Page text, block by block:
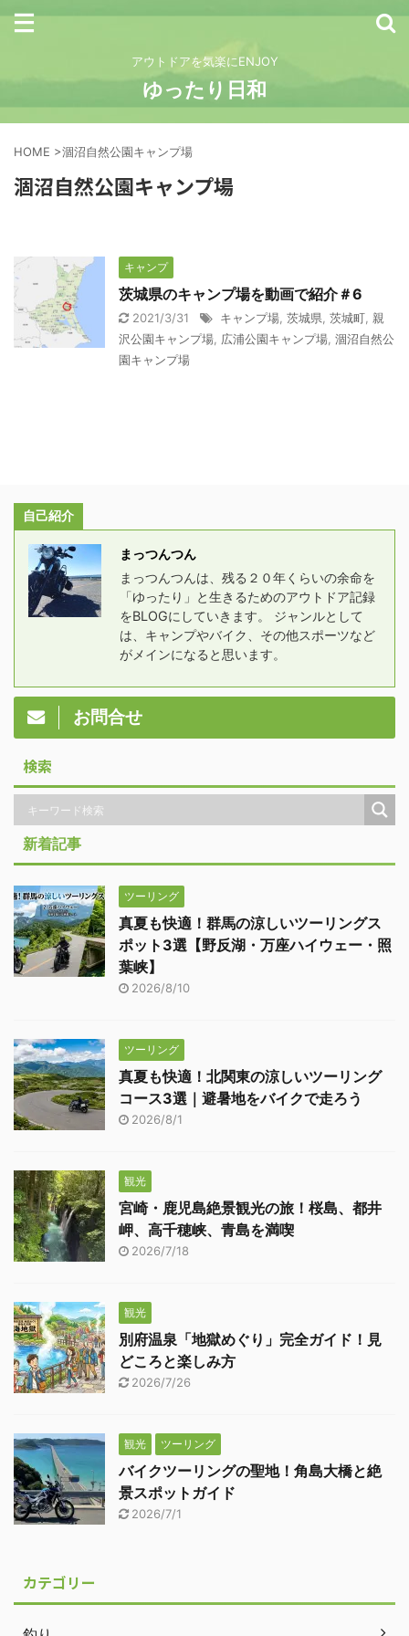
アウトドアを気楽にENJOY
ゆったり日和
HOME >涸沼自然公園キャンプ場
涸沼自然公園キャンプ場
キャンプ
茨城県のキャンプ場を動画で紹介＃6
2021/3/31 キャンプ場 茨城県 茨城町 親
沢公園キャンプ場 広浦公園キャンプ場 涸沼自然公
園キャンプ場
自己紹介
まっつんつん
まっつんつんは、残る２０年くらいの余命を
「ゆったり」と生きるためのアウトドア記録
をBLOGにしていきます。 ジャンルとして
は、キャンプやバイク、その他スポーツなど
がメインになると思います。
お問合せ
検索
新着記事
ツーリング
真夏も快適！群馬の涼しいツーリングス
ポット3選【野反湖・万座ハイウェー・照
葉峡】
2026/8/10
ツーリング
真夏も快適！北関東の涼しいツーリング
コース3選｜避暑地をバイクで走ろう
2026/8/1
観光
宮崎・鹿児島絶景観光の旅！桜島、都井
岬、高千穂峡、青島を満喫
2026/7/18
観光
別府温泉「地獄めぐり」完全ガイド！見
どころと楽しみ方
2026/7/26
観光 ツーリング
バイクツーリングの聖地！角島大橋と絶
景スポットガイド
2026/7/1
カテゴリー